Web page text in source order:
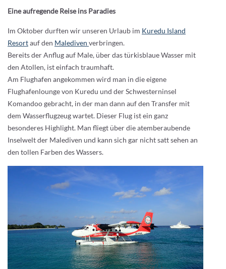
Eine aufregende Reise ins Paradies
Im Oktober durften wir unseren Urlaub im Kuredu Island
Resortauf den Malediven verbringen.
Bereits der Anflug auf Male, über das türkisblaue Wasser mit
den Atollen, ist einfach traumhaft.
Am Flughafen angekommen wird man in die eigene
Flughafenlounge von Kuredu und der Schwesterninsel
Komandoo gebracht, in der man dann auf den Transfer mit
dem Wasserflugzeug wartet. Dieser Flug ist ein ganz
besonderes Highlight. Man fliegt über die atemberaubende
Inselwelt der Malediven und kann sich gar nicht satt sehen an
den tollen Farben des Wassers.